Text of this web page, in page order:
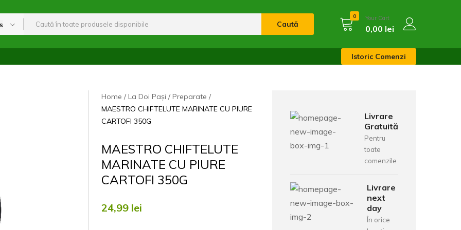
Caută
0 Your Cart
0,00 lei
Istoric Comenzi
Home La Doi Pași
Preparate
MAESTRO CHIFTELUTE MARINATE CU PIURE
CARTOFI 350G
MAESTRO CHIFTELUTE
MARINATE CU PIURE
CARTOFI 350G
24,99 lei
Livrare
Gratuită
Pentru
toate
comenzile
Livrare
next
day
În orice